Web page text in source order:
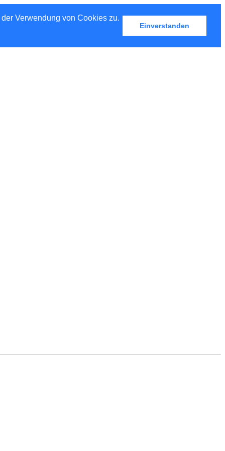
Verwendung von Cookies zu.
Einverstanden